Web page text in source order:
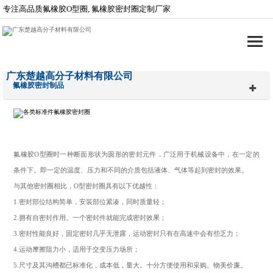
专注高品质氟橡胶O型圈, 氟橡胶密封圈定制厂家
广东楚越高分子材料有限公司
氟橡胶密封制品
氟橡胶O型圈时一种断面形状为圆形的密封元件，广泛用于机械设备中，在一定的
条件下。即一定的温度、压力和不同的介质包括液体、气体等起到密封的效果。
与其他密封圈相比，O型密封圈具有以下优越性：
1.密封部位结构简单，安装部位紧凑，同时质量轻；
2.拥有自密封作用。一个密封件就能完成密封效果；
3.密封性能良好，固定密封几乎无泄露，运动密封只有在高速中会有些乏力；
4.运动摩擦阻力小，适用于交变压力场所；
5. 尺寸及其沟槽都已标准化，成本低，量大。十分方便使用和采购。物美价廉。